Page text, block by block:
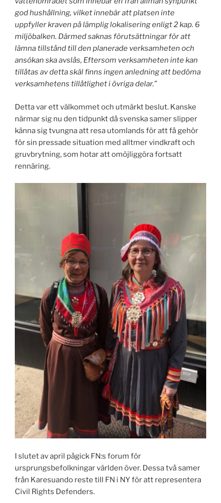
god hushållning, vilket innebär att platsen inte
uppfyller kraven på lämplig lokalisering enligt 2 kap. 6
miljöbalken. Därmed saknas förutsättningar för att
lämna tillstånd till den planerade verksamheten och
ansökan ska avslås, Eftersom verksamheten inte kan
tillåtas av detta skäl finns ingen anledning att bedöma
verksamhetens tillåtlighet i övriga delar.”
Detta var ett välkommet och utmärkt beslut. Kanske
närmar sig nu den tidpunkt då svenska samer slipper
känna sig tvungna att resa utomlands för att få gehör
för sin pressade situation med alltmer vindkraft och
gruvbrytning, som hotar att omöjliggöra fortsatt
rennäring.
I slutet av april pågick FN:s forum för
ursprungsbefolkningar världen över. Dessa två samer
från Karesuando reste till FN i NY för att representera
Civil Rights Defenders.